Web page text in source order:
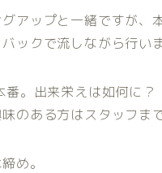
アップと一緒ですが、
ックで流しながら行い
。出来栄えは如何に
のある方はスタッフま
め。